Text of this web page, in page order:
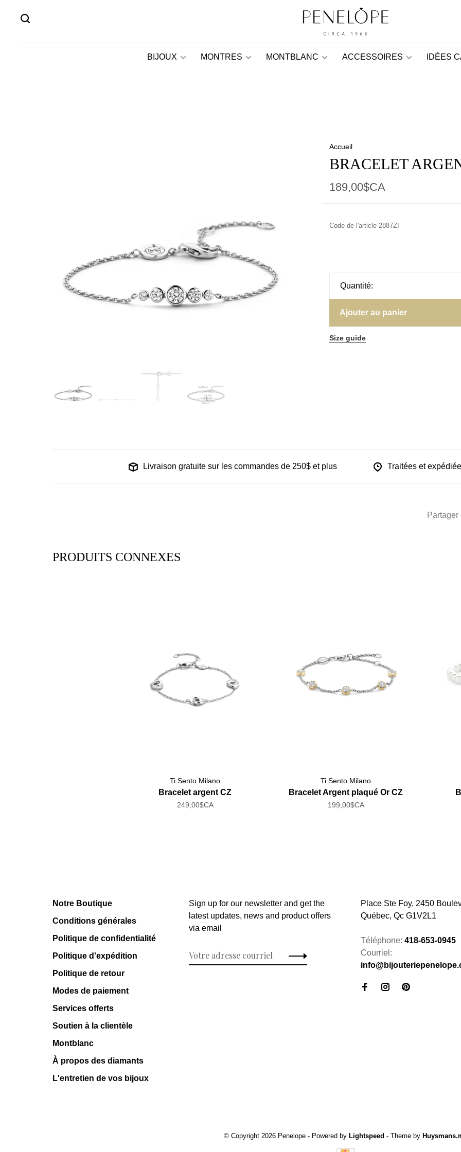
BIJOUX MONTRES MONTBLANC ACCESSOIRES IDÉES
Accueil
BRACELET
189,00$CA
Code de l'article2887ZI
Quantité:
Ajouter au panier
Size guide
Livraison gratuite sur les commandes de 250$ et plus Traitées et
Partager
PRODUITS CONNEXES
Ti Sento Milano
Bracelet argent CZ
249,00$CA
Ti Sento Milano
Bracelet Argent plaqué Or CZ
199,00$CA
Notre Boutique
Conditions générales
Politique de confidentialité
Politique d'expédition
Politique de retour
Modes de paiement
Services offerts
Soutien à la clientèle
Montblanc
À propos des diamants
L'entretien de vos bijoux
Sign up for our newsletter and get the
latest updates, news and product offers
via email
Place Ste Foy, 2450
Québec, Qc G1V2L1
Téléphone: 418-653-0945
Courriel:
© Copyright 2026 Penelope - Powered by Lightspeed - Theme by